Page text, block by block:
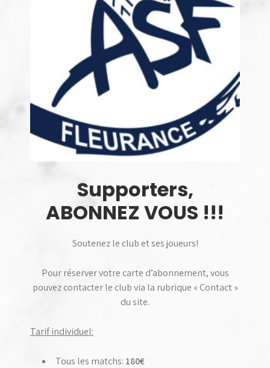
Supporters,
ABONNEZ VOUS !!!
Soutenez le club et ses joueurs!
Pour réserver votre carte d’abonnement, vous
pouvez contacter le club via la rubrique « Contact »
du site.
Tarif individuel:
Tous les matchs: 180€